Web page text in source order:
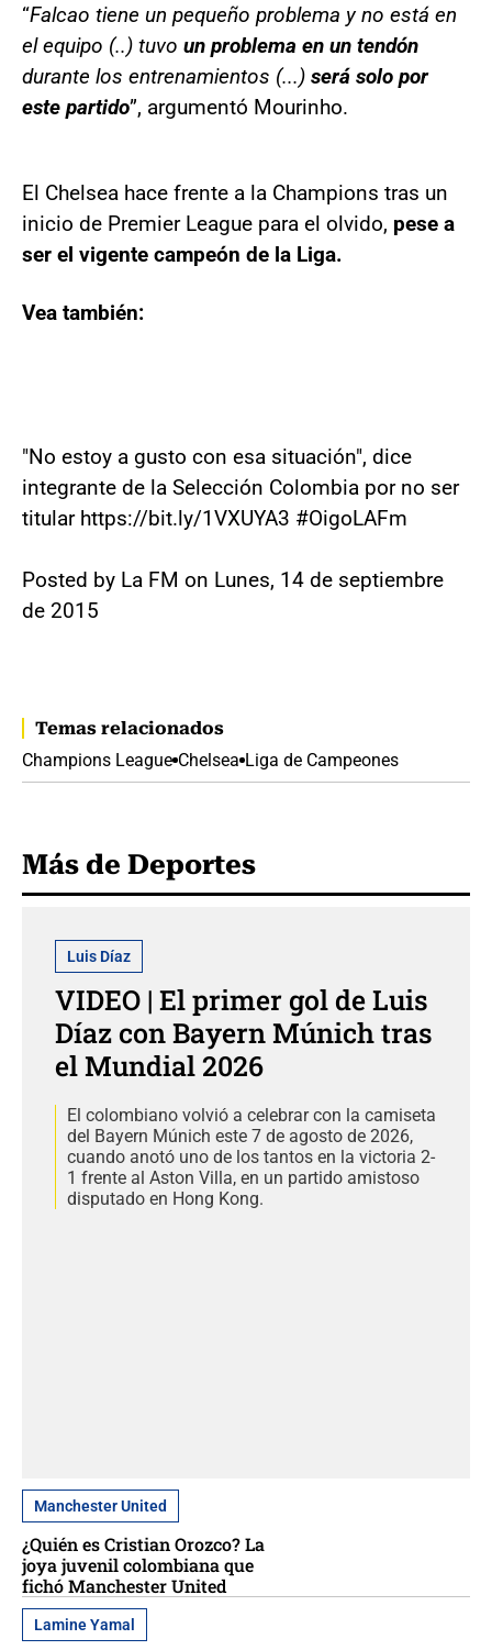
“Falcao tiene un pequeño problema y no está en
el equipo (..) tuvo un problema en un tendón
durante los entrenamientos (...) será solo por
este partido”, argumentó Mourinho.
El Chelsea hace frente a la Champions tras un
inicio de Premier League para el olvido, pese a
ser el vigente campeón de la Liga.
Vea también:
"No estoy a gusto con esa situación", dice
integrante de la Selección Colombia por no ser
titular https://bit.ly/1VXUYA3 #OigoLAFm
Posted by La FM on Lunes, 14 de septiembre
de 2015
Temas relacionados
Champions League Chelsea Liga de Campeones
Más de Deportes
Luis Díaz
VIDEO | El primer gol de Luis
Díaz con Bayern Múnich tras
el Mundial 2026
El colombiano volvió a celebrar con la camiseta
del Bayern Múnich este 7 de agosto de 2026,
cuando anotó uno de los tantos en la victoria 2-
1 frente al Aston Villa, en un partido amistoso
disputado en Hong Kong.
Manchester United
¿Quién es Cristian Orozco? La
joya juvenil colombiana que
fichó Manchester United
Lamine Yamal